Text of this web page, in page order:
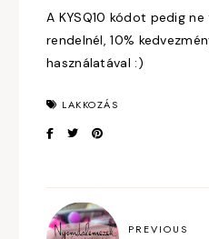
A KYSQ10 kódot pedig
rendelnél, 10%
használatával :)
LAKKOZÁS
PREVIOUS